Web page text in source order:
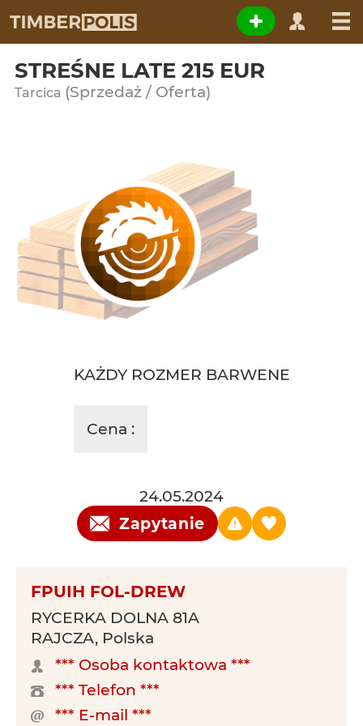
STREŚNE LATE 215 EUR
Tarcica (Sprzedaż / Oferta)
KAŻDY ROZMER BARWENE
Cena :
24.05.2024
Zapytanie
FPUIH FOL-DREW
RYCERKA DOLNA 81A
RAJCZA, Polska
*** Osoba kontaktowa ***
*** Telefon ***
*** E-mail ***